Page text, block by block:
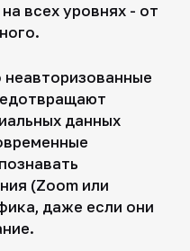
всех уровнях - от
данных
(Zoom или
даже если они